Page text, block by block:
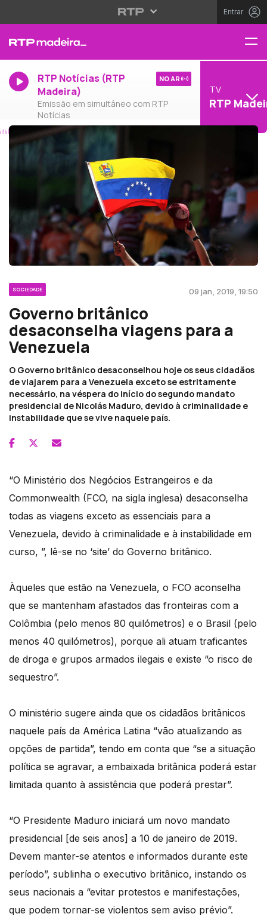
Entrar
RTP Notícias (RTP
Madeira)
Emissão em simultâneo com RTP
Notícias
NO AR
TV
RTP
SOCIEDADE 09 jan, 2019, 19:50
Governo britânico
desaconselha viagens para a
Venezuela
O Governo britânico desaconselhou hoje os seus cidadãos
de viajarem para a Venezuela exceto se estritamente
necessário, na véspera do início do segundo mandato
presidencial de Nicolás Maduro, devido à criminalidade e
instabilidade que se vive naquele país.
“O Ministério dos Negócios Estrangeiros e da
Commonwealth (FCO, na sigla inglesa) desaconselha
todas as viagens exceto as essenciais para a
Venezuela, devido à criminalidade e à instabilidade em
curso, ”, lê-se no ‘site’ do Governo britânico.
Àqueles que estão na Venezuela, o FCO aconselha
que se mantenham afastados das fronteiras com a
Colômbia (pelo menos 80 quilómetros) e o Brasil (pelo
menos 40 quilómetros), porque ali atuam traficantes
de droga e grupos armados ilegais e existe “o risco de
sequestro”.
O ministério sugere ainda que os cidadãos britânicos
naquele país da América Latina “vão atualizando as
opções de partida”, tendo em conta que “se a situação
política se agravar, a embaixada britânica poderá estar
limitada quanto à assistência que poderá prestar”.
“O Presidente Maduro iniciará um novo mandato
presidencial [de seis anos] a 10 de janeiro de 2019.
Devem manter-se atentos e informados durante este
período”, sublinha o executivo britânico, instando os
seus nacionais a “evitar protestos e manifestações,
que podem tornar-se violentos sem aviso prévio”.